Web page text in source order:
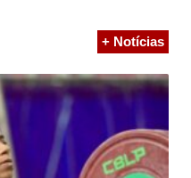
+ Notícias